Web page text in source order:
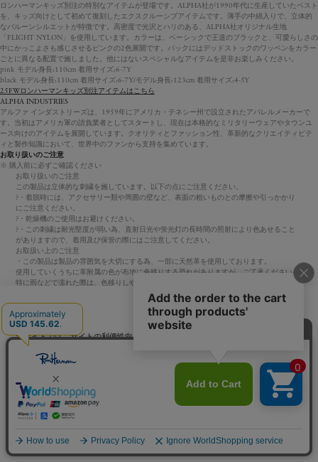
ロンハーマンキッズ別注の特別なアイテムが登場です。ALPHA社が1990年代に生産していたベスト
を、キッズ向けとして初めて復刻したエクスクルーシブアイテムです。薄手の中綿入りで、立体的
なバルーンシルエットが特徴です。高密度で光沢とハリのある、ALPHA社オリジナル生地
「FLIGHT NYLON」を使用しています。カラーは、ベーシックで王道のブラックと、可愛らしさの
中にかっこよさも感じさせるピンクの2色展開です。バックにはデッドストックのワッペンをカラー
ごとに異なる配置で施しました。他にはないスペシャルなアイテムを是非お楽しみください。
pink モデル身長:110cm 着用サイズ:6-7Y
black モデル身長:110cm 着用サイズ:6-7Y/モデル身長:123cm 着用サイズ:4-5Y
25FWロンハーマンキッズ別注アイテムはこちら
ALPHA INDUSTRIES
アルファ インダストリーズは、1959年にアメリカ・テネシー州で設立されたアパレルメーカーで
す。当初はアメリカ軍の請負業者としてスタートし、現在は本格的なミリタリーウェアやタウンユ
ース向けのアイテムを展開しています。クオリティとファッション性、革新的なクリエイティビテ
ィと製作知識において、世界中のファンから支持を集めています。
お取り扱いのご注意
※ 購入前に必ずご確認ください
お取り扱いのご注意
この製品は立体的な刺繍を施しています。以下の点にご注意ください。
?・着脱時には、アクセサリー類や周囲の壁など、表面の粗いものとの摩擦や引っかかり
にご注意ください。
?・乾燥機のご使用はお避けください。
?・この刺繍は耐光堅度が弱い為、直射日光や蛍光灯の長時間の照射により色あせること
がありますので、着用及び保管の際にはご注意してください。
お取扱い上のご注意
・この製品は製品の雰囲気を大切にする為、一部に天然革を使用しております。
使用していくうちに革附属の色が布地に色移りする恐れがありますが、ご了承ください。
特に雨などで濡れた際は、色移りしやすいので十分に注意してください。
?・レザーパーツ部分へは、レザー製品用のクリームを定期的に塗ってください。
?・洗濯は、レザー専門のクリーニングをお勧めします。
洗濯表示
アイコン
塩素系及び酸素系漂白剤の使用禁止
日本語
当サイトでは、サイトの利便性向上のためにクッキーを使用いたします。ボタン
から同意の可否を選択してください。選択せずにページを移動した場合、クッキ
ーの使用に同意したことになります。クッキーを通じて収集する情報には「お客
様個人を特定できる情報」は一切含まれておりません。詳細は
クッキーポリシ
ー
をご確認ください。